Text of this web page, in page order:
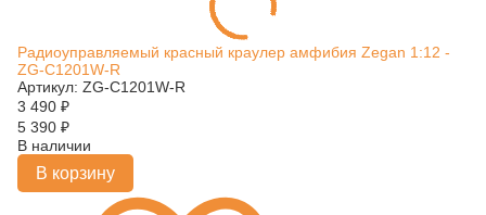
Радиоуправляемый красный краулер амфибия Zegan 1:12 -
ZG-C1201W-R
Артикул: ZG-C1201W-R
3 490 ₽
5 390 ₽
В наличии
В корзину